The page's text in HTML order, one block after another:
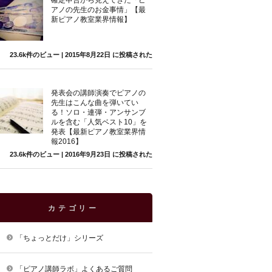
アノの先生のお金事情」【最
新ピアノ教室業界情報】
23.6k件のビュー | 2015年8月22日 に投稿された
発表会の講師演奏でピアノの
先生はこんな曲を弾いてい
る！ソロ・連弾・アンサンブ
ルを含む「人気ベスト10」を
発表【最新ピアノ教室業界情
報2016】
23.6k件のビュー | 2016年9月23日 に投稿された
カテゴリー
「ちょっとだけ」シリーズ
「ピアノ講師ラボ」よくあるご質問